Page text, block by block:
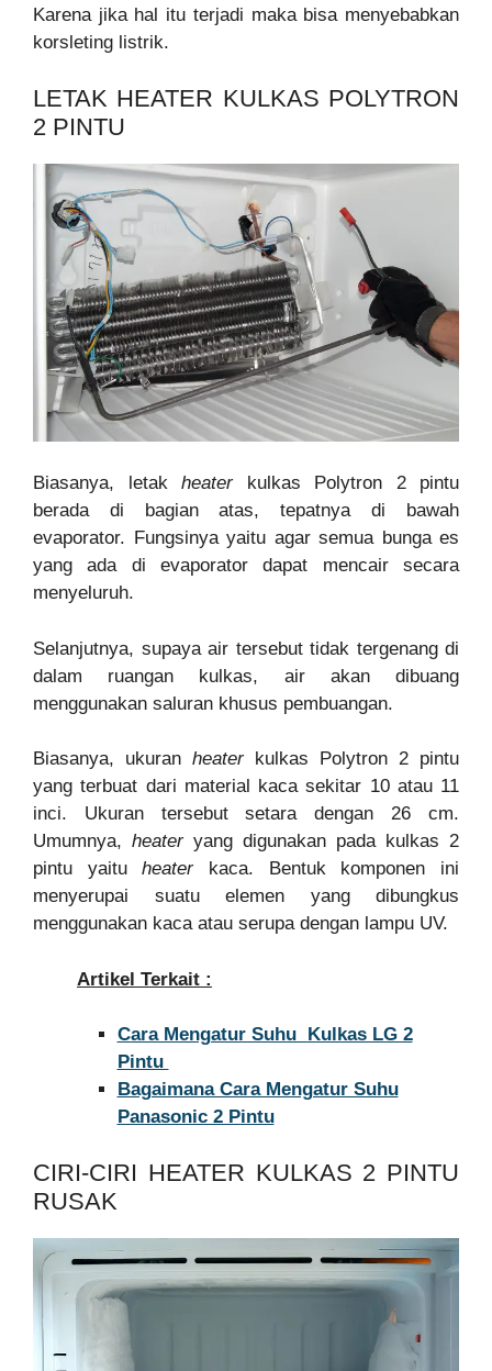
Karena jika hal itu terjadi maka bisa menyebabkan
korsleting listrik.
LETAK HEATER KULKAS POLYTRON
2 PINTU
Biasanya, letak heaterkulkas Polytron 2 pintu
berada di bagian atas, tepatnya di bawah
evaporator. Fungsinya yaitu agar semua bunga es
yang ada di evaporator dapat mencair secara
menyeluruh.
Selanjutnya, supaya air tersebut tidak tergenang di
dalam ruangan kulkas, air akan dibuang
menggunakan saluran khusus pembuangan.
Biasanya, ukuran heaterkulkas Polytron 2 pintu
yang terbuat dari material kaca sekitar 10 atau 11
inci. Ukuran tersebut setara dengan 26 cm.
Umumnya, heateryang digunakan pada kulkas 2
pintu yaituheaterkaca. Bentuk komponen ini
menyerupai suatu elemen yang dibungkus
menggunakan kaca atau serupa dengan lampu UV.
Artikel Terkait :
Cara Mengatur Suhu Kulkas LG 2
Pintu
Bagaimana Cara Mengatur Suhu
Panasonic 2 Pintu
CIRI-CIRI HEATER KULKAS 2 PINTU
RUSAK